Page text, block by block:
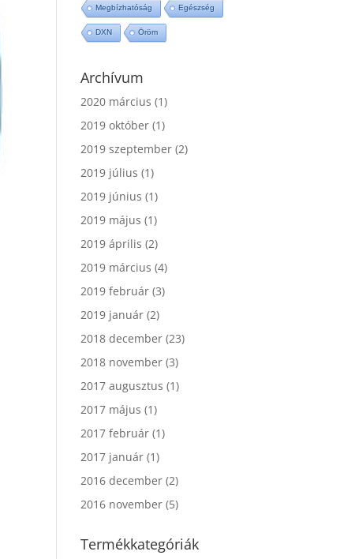
Megbízhatóság Egészség
DXN Öröm
Archívum
2020 március (1)
2019 október (1)
2019 szeptember (2)
2019 július (1)
2019 június (1)
2019 május (1)
2019 április (2)
2019 március (4)
2019 február (3)
2019 január (2)
2018 december (23)
2018 november (3)
2017 augusztus (1)
2017 május (1)
2017 február (1)
2017 január (1)
2016 december (2)
2016 november (5)
Termékkategóriák